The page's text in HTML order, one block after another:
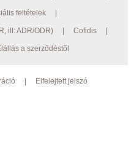
feltételek
ill: ADR/ODR) Cofidis
a szerződéstől
Elfelejtett jelszó